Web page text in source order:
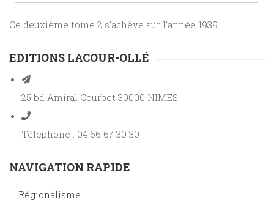
Ce deuxième tome 2 s'achève sur l'année 1939
EDITIONS LACOUR-OLLÉ
25 bd Amiral Courbet 30000 NIMES
Téléphone : 04 66 67 30 30
NAVIGATION RAPIDE
Régionalisme